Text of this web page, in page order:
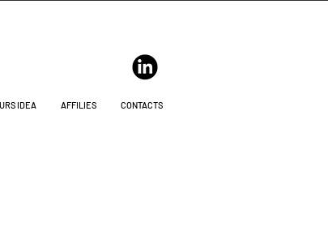
IDEA AFFILIES CONTACTS